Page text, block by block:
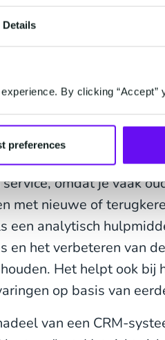
Details
By clicking “Accept”
preferences
gewonnen- of verloren
systemen zowel
hen optimaliseren.
name handig voor
omdat je vaak
met nieuwe of
een analytisch
en het verbeteren van
Het helpt ook bij
op basis van
van een CRM-